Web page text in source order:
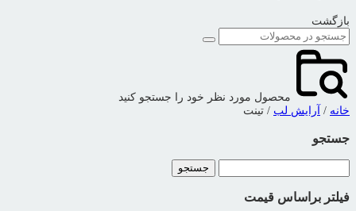
بازگشت
محصول مورد نظر خود را جستجو کنید
خانه / آرایش لب / تینت
جستجو
برای:
فیلتر براساس قیمت